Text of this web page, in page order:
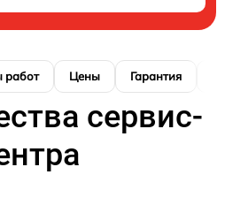
работ Цены Гарантия
сервис-